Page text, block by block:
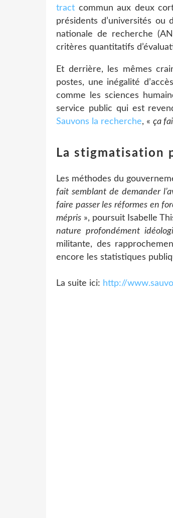
tract commun aux deux
présidents d’universités ou
nationale de recherche
critères quantitatifs
Et derrière, les mêmes
postes, une inégalité
comme les sciences
service public qui est
Sauvons la recherche, « ça
La stigmatisation
Les méthodes du
fait semblant de demander
faire passer les réformes en
mépris », poursuit Isabelle
nature profondément
militante, des
encore les statistiques
La suite ici: http://